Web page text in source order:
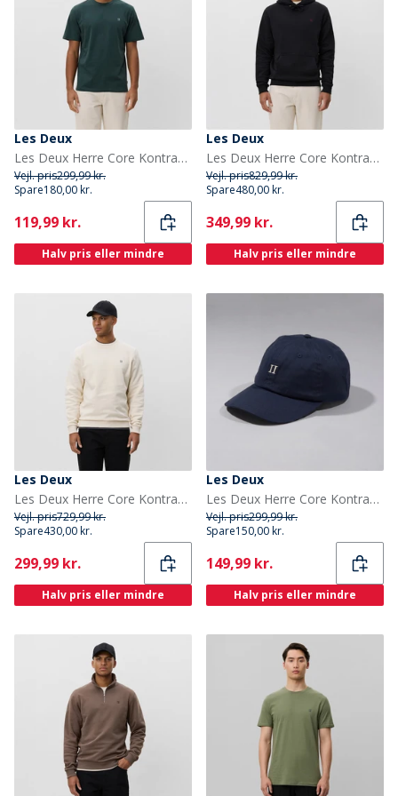
Les Deux
Les Deux Herre Core Kontrast T-shirt Pine Green
Vejl. pris299,99 kr.
Spare180,00 kr.
Current
119,99 kr.
Halv pris eller mindre
Les Deux
Les Deux Herre Core Kontrast Hættetrøje Sort
Vejl. pris829,99 kr.
Spare480,00 kr.
Current
349,99 kr.
Halv pris eller mindre
Les Deux
Les Deux Herre Core Kontrast Sweatshirt Ivory
Vejl. pris729,99 kr.
Spare430,00 kr.
Current
299,99 kr.
Halv pris eller mindre
Les Deux
Les Deux Herre Core Kontrast Dad Kasket Dark Navy
Vejl. pris299,99 kr.
Spare150,00 kr.
Current
149,99 kr.
Halv pris eller mindre